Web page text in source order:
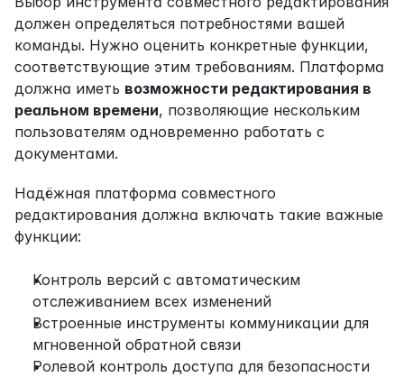
должен определяться потребностями вашей
команды. Нужно оценить конкретные функции,
соответствующие этим требованиям. Платформа
должна иметь возможности редактирования в
реальном времени, позволяющие нескольким
пользователям одновременно работать с
документами.
Надёжная платформа совместного
редактирования должна включать такие важные
функции:
Контроль версий с автоматическим
отслеживанием всех изменений
Встроенные инструменты коммуникации для
мгновенной обратной связи
Ролевой контроль доступа для безопасности